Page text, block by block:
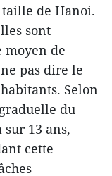
de Hanoi.
sont
moyen de
pas dire le
Selon
du
sur 13 ans,
cette